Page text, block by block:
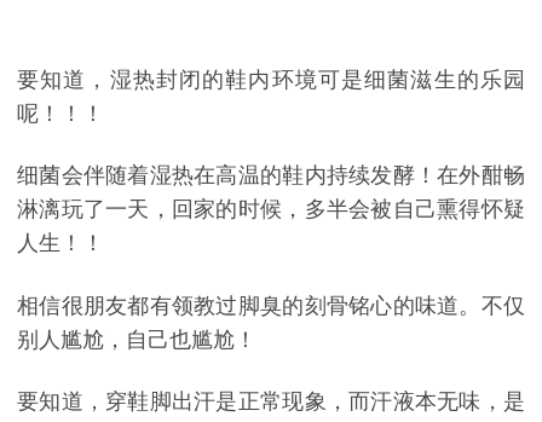
要知道，湿热封闭的鞋内环境可是细菌滋生的乐园
呢！！！
细菌会伴随着湿热在高温的鞋内持续发酵！在外酣畅
淋漓玩了一天，回家的时候，多半会被自己熏得怀疑
人生！！
相信很朋友都有领教过脚臭的刻骨铭心的味道。不仅
别人尴尬，自己也尴尬！
要知道，穿鞋脚出汗是正常现象，而汗液本无味，是